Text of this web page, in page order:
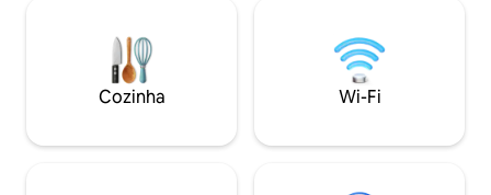
academia. Localizado perto dos
melhores restaurantes, lojas e atrações.
Garanta seu lugar neste retiro exclusivo
- reserve agora para uma viagem
a poucos passos
restaurantes e
Cozinha Wi-Fi